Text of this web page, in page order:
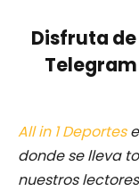
Disfruta
All in 1 Deportes
donde se lleva
nuestros